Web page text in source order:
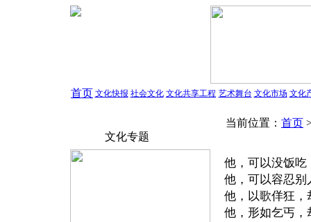
首页 文化快报 社会文化 文化共享工程 艺术舞台 文化市场 文化
文化专题
当前位置： 首页
他，可以没饭吃
他，可以容忍别
他，以歌佯狂，
他，形如乞丐，